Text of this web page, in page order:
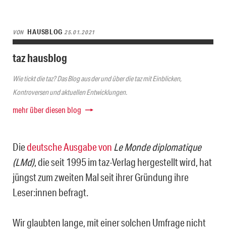
VON HAUSBLOG 25.01.2021
taz hausblog
Wie tickt die taz? Das Blog aus der und über die taz mit Einblicken,
Kontroversen und aktuellen Entwicklungen.
mehr über diesen blog
Diedeutsche Ausgabe von Le Monde diplomatique
(LMd), die seit 1995 im taz-Verlag hergestellt wird, hat
jüngst zum zweiten Mal seit ihrer Gründung ihre
Leser:innen befragt.
Wir glaubten lange, mit einer solchen Umfrage nicht